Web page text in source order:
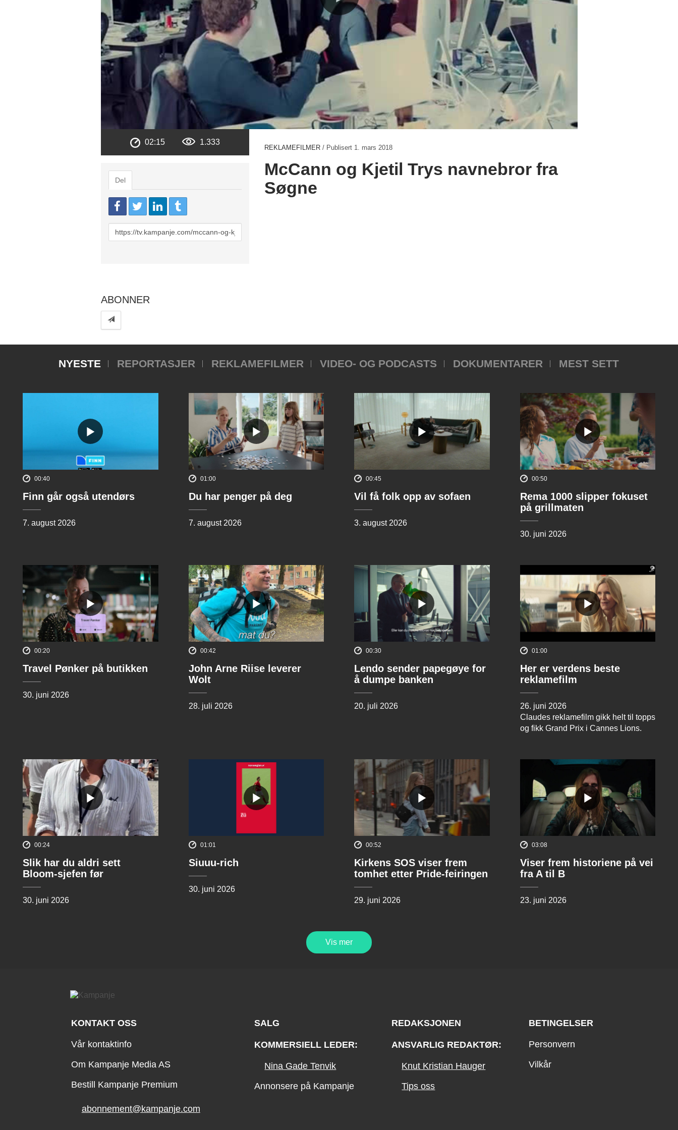
02:15 1.333
Del
URL
to
REKLAMEFILMER / Publisert 1. mars 2018
McCann og Kjetil Trys navnebror fra
Søgne
ABONNER
NYESTE REPORTASJER REKLAMEFILMER VIDEO- OG PODCASTS DOKUMENTARER MEST SETT
00:40
Finn går også utendørs
7. august 2026
01:00
Du har penger på deg
7. august 2026
00:45
Vil få folk opp av sofaen
3. august 2026
00:50
Rema 1000 slipper fokuset
på grillmaten
30. juni 2026
00:20
Travel Pønker på butikken
30. juni 2026
00:42
John Arne Riise leverer
Wolt
28. juli 2026
00:30
Lendo sender papegøye for
å dumpe banken
20. juli 2026
01:00
Her er verdens beste
reklamefilm
26. juni 2026
Claudes reklamefilm gikk helt til topps
og fikk Grand Prix i Cannes Lions.
00:24
Slik har du aldri sett
Bloom-sjefen før
30. juni 2026
01:01
Siuuu-rich
30. juni 2026
00:52
Kirkens SOS viser frem
tomhet etter Pride-feiringen
29. juni 2026
03:08
Viser frem historiene på vei
fra A til B
23. juni 2026
Vis mer
KONTAKT OSS
Vår kontaktinfo
Om Kampanje Media AS
Bestill Kampanje Premium
abonnement@kampanje.com
SALG
KOMMERSIELL LEDER:
Nina Gade Tenvik
Annonsere på Kampanje
REDAKSJONEN
ANSVARLIG REDAKTØR:
Knut Kristian Hauger
Tips oss
BETINGELSER
Personvern
Vilkår